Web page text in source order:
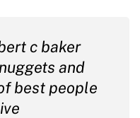
c baker
and
best people